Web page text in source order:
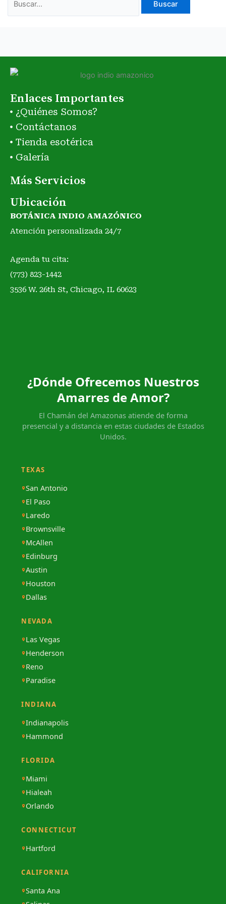
Enlaces Importantes
¿Quiénes Somos?
Contáctanos
Tienda esotérica
Galería
Más Servicios
Ubicación
BOTÁNICA INDIO AMAZÓNICO
Atención personalizada 24/7
Agenda tu cita:
(773) 823-1442
3536 W. 26th St, Chicago, IL 60623
¿Dónde Ofrecemos Nuestros
Amarres de Amor?
El Chamán del Amazonas atiende de forma
presencial y a distancia en estas ciudades de Estados
Unidos.
TEXAS
San Antonio
El Paso
Laredo
Brownsville
McAllen
Edinburg
Austin
Houston
Dallas
NEVADA
Las Vegas
Henderson
Reno
Paradise
INDIANA
Indianapolis
Hammond
FLORIDA
Miami
Hialeah
Orlando
CONNECTICUT
Hartford
CALIFORNIA
Santa Ana